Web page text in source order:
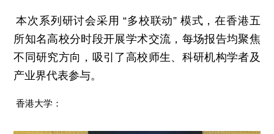
本次系列研讨会采用 “多校联动” 模式，在香港五
所知名高校分时段开展学术交流，每场报告均聚焦
不同研究方向，吸引了高校师生、科研机构学者及
产业界代表参与。
香港大学：